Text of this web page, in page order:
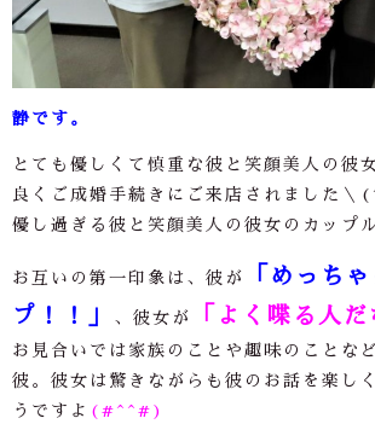
静です。
とても優しくて慎重な彼と笑顔美人の彼
良くご成婚手続きにご来店されました＼
優し過ぎる彼と笑顔美人の彼女のカップ
お互いの第一印象は、彼が
「めっちゃ
プ！！」
、彼女が 「よく喋る人だ
お見合いでは家族のことや趣味のことな
彼。彼女は驚きながらも彼のお話を楽し
うですよ (#^^#)